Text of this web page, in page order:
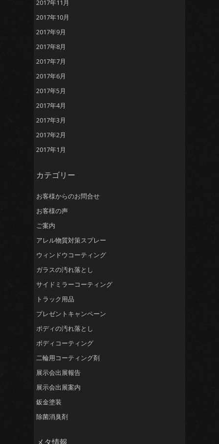
2017年11月
2017年10月
2017年9月
2017年8月
2017年7月
2017年6月
2017年5月
2017年4月
2017年3月
2017年2月
2017年1月
カテゴリー
お客様からのお問合せ
お客様の声
ご案内
アレル物質対策スプレー
ウィンドウコーティング
ガラスの汚れ落とし
サイドミラーコーティング
トラック用品
プレゼントキャンペーン
ボディの汚れ落とし
ボディコーティング
二輪用コーティング剤
展示会出展報告
展示会出展案内
鈑金塗装
除菌消臭剤
メタ情報